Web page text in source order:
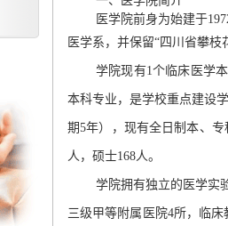
医学院前身为始建于
医学系，并保留“四川省攀枝
学院现有1个临床医学
本科专业，是学校重点建设
期5年），现有全日制本、专
人，硕士168人。
学院拥有独立的医学实
三级甲等附属医院4所，临床